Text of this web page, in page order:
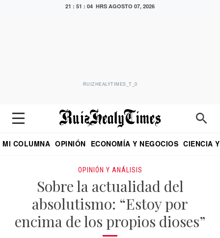
21 : 51 : 05 HRS AGOSTO 07, 2026
RUIZHEALYTIMES_T_0
MI COLUMNA OPINIÓN ECONOMÍA Y NEGOCIOS CIENCIA
OPINIÓN Y ANÁLISIS
Sobre la actualidad del
absolutismo: “Estoy por
encima de los propios dioses”